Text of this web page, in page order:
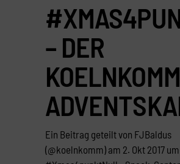
– DER
KOELNKOMM
Ein Beitrag geteilt von FJBaldus
(@koelnkomm) am 2. Okt 2017